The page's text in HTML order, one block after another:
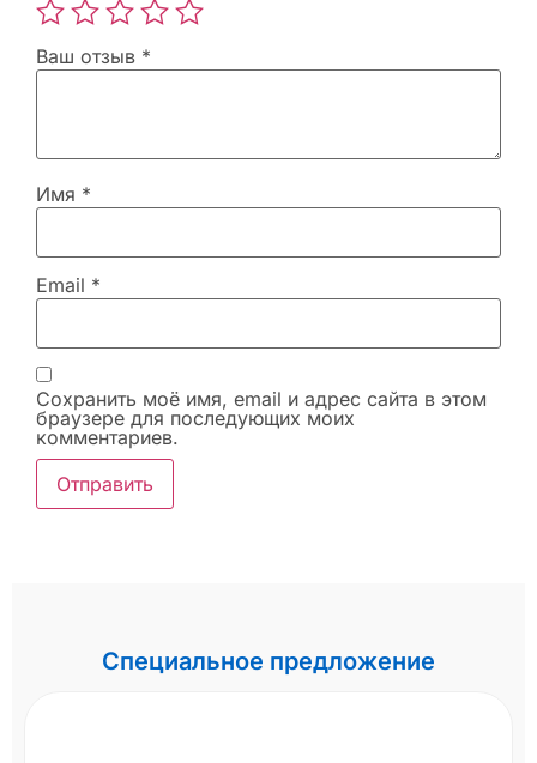
Ваш отзыв *
Имя *
Email *
Сохранить моё имя, email и адрес сайта в этом
браузере для последующих моих
комментариев.
Специальное предложение